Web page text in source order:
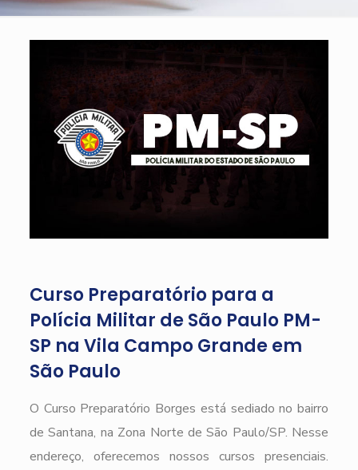
Curso Preparatório para a
Polícia Militar de São Paulo PM-
SP na Vila Campo Grande em
São Paulo
O Curso Preparatório Borges está sediado no bairro
de Santana, na Zona Norte de São Paulo/SP. Nesse
endereço, oferecemos nossos cursos presenciais.